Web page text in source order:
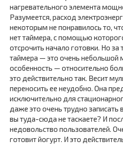
нагревательного элемента
Разумеется, расход
некоторым не понравилось то,
нет таймера, с помощью
отсрочить начало готовки. Но за
таймера — это очень небольшой
особенность — относительно
это действительно так. Весит
переносить ее неудобно. Она
исключительно для
даже это очень трудно записать
вы туда-сюда не таскаете? И
недовольство пользователей.
готовит йогурт. И это